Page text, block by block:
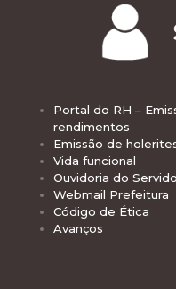
Portal do RH –
rendimentos
Emissão de
Vida funcional
Ouvidoria do
Webmail Prefeitura
Código de Ética
Avanços